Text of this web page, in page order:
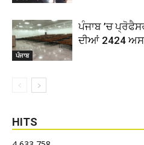
ਪੰਜਾਬ
ਪੰਜਾਬ ’ਚ
ਦੀਆਂ 2424
HITS